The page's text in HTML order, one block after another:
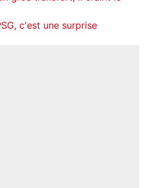
c'est une surprise